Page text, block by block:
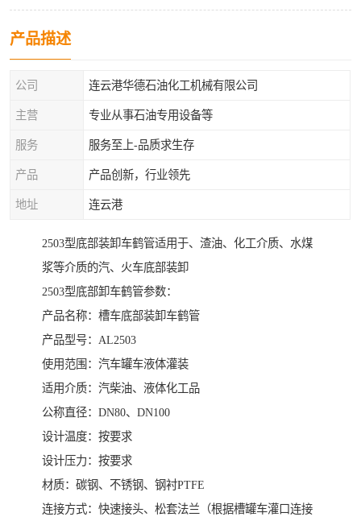
产品描述
公司 连云港华德石油化工机械有限公司
主营 专业从事石油专用设备等
服务 服务至上-品质求生存
产品 产品创新，行业领先
地址 连云港
2503型底部装卸车鹤管适用于、渣油、化工介质、水煤
浆等介质的汽、火车底部装卸
2503型底部卸车鹤管参数：
产品名称：槽车底部装卸车鹤管
产品型号：AL2503
使用范围：汽车罐车液体灌装
适用介质：汽柴油、液体化工品
公称直径：DN80、DN100
设计温度：按要求
设计压力：按要求
材质：碳钢、不锈钢、钢衬PTFE
连接方式：快速接头、松套法兰（根据槽罐车灌口连接